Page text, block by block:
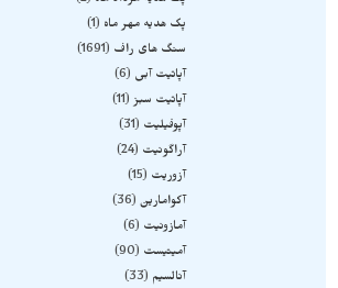
پک هدیه مهر ماه
1
سنگ های راف
1691
آپاتیت آبی
6
آپاتیت سبز 11
آپوفیلیت
31
آراگونیت
24
آزوریت
15
آکوامارین 36
آمازونیت
6
آمیتیست
90
آنالسیم
33